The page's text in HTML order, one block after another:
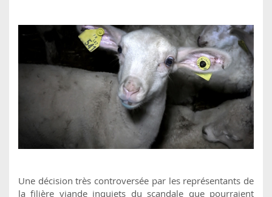
Une décision très controversée par les représentants de
la filière viande inquiets du scandale que pourraient